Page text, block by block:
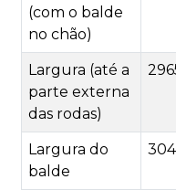
(com o balde
no chão)
Largura (até a
parte externa
das rodas)
Largura do
balde